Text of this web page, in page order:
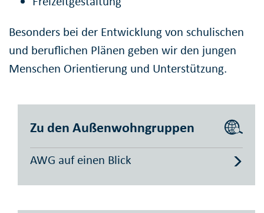
Besonders bei der Entwicklung von schulischen
und beruflichen Plänen geben wir den jungen
Menschen Orientierung und Unterstützung.
Zu den Außenwohngruppen
AWG auf einen Blick